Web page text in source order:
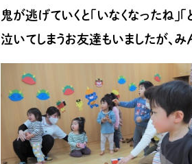
鬼が逃げていくと「いなくなったね」
泣いてしまうお友達もいましたが、